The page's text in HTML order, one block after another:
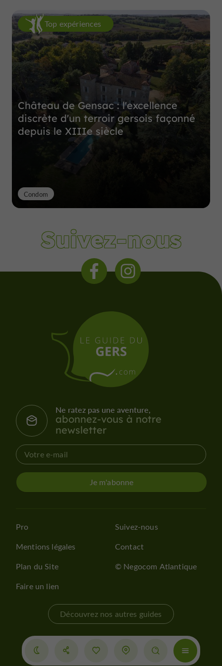
Top expériences
Château de Gensac : l'excellence
discrète d'un terroir gersois façonné
depuis le XIIIe siècle
Condom
Suivez-nous
Ne ratez pas une aventure,
abonnez-vous à notre
newsletter
Je m'abonne
Pro
Mentions légales
Plan du Site
Faire un lien
Suivez-nous
Contact
© Negocom Atlantique
Découvrez nos autres guides